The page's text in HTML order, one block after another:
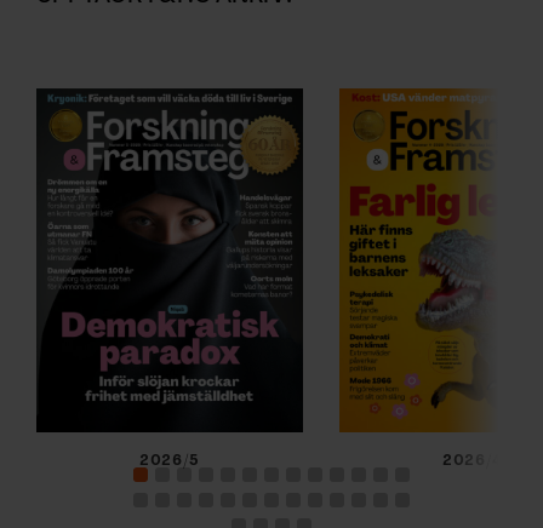
2026/5 2026/4